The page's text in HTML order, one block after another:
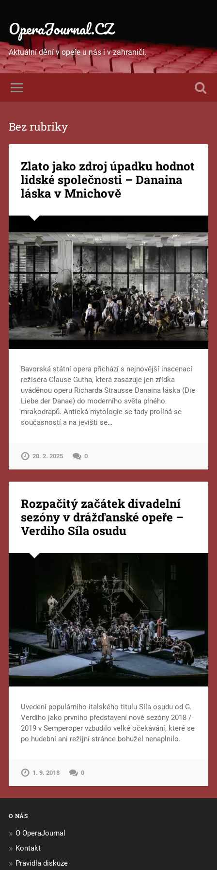
OperaJournal.CZ
Aktuální dění v opeře u nás i v zahraničí.
Bez rubriky
Zlato jako zdroj úpadku hodnot
lidské společnosti – Danaina
láska v Mnichově
Bavorská státní opera přichází s nejnovější inscenací
režiséra Clause Gutha, která zasazuje jen zřídka
uváděnou operu Richarda Strausse Danaina láska (Die
Liebe der Danae) do moderního světa plného
mrakodrapů. Antická mytologie se tady prolíná se
současností a na jevišti se…
20. 2. 2025 0
Rozpačitý začátek divadelní
sezóny v drážďanské opeře –
Verdiho Síla osudu
Uvedení populárního italského titulu Síla osudu od G.
Verdiho jako prvního představení nové sezóny 2018 /
2019 v Semperoper vzbudilo velké očekávání, které se
po hudební ani režijní stránce bohužel nenaplnilo.
1. 9. 2018 0
O NÁS
O OperaJournal
Kontakt
Pravidla diskuze